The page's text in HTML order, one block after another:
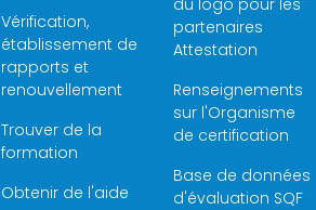
Vérification,
établissement de
rapports et
renouvellement
Trouver de la
formation
Obtenir de l'aide
du logo pour les
partenaires
Attestation
Renseignements
sur l'Organisme
de certification
Base de données
d'évaluation SQF